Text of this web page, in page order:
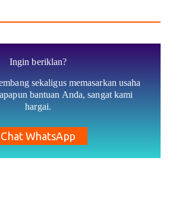
Ingin beriklan?
sekaligus memasarkan usaha
bantuan Anda, sangat kami
hargai.
Chat WhatsApp